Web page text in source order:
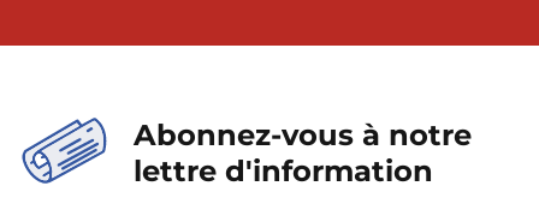
Abonnez-vous à notre
lettre d'information